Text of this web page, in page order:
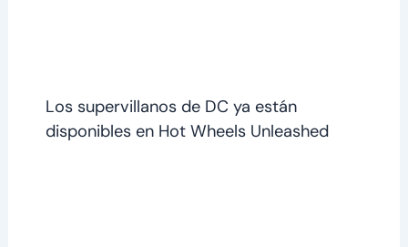
Los supervillanos de DC ya están
disponibles en Hot Wheels Unleashed